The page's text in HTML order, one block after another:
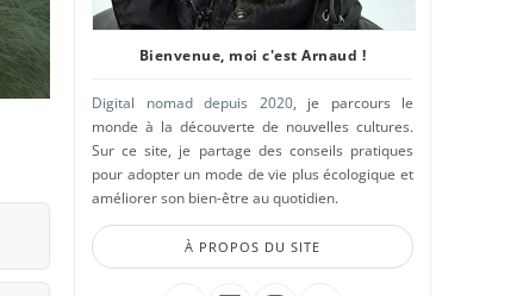
Bienvenue, moi c'est Arnaud !
Digital nomad depuis 2020, je parcours le
monde à la découverte de nouvelles cultures.
Sur ce site, je partage des conseils pratiques
pour adopter un mode de vie plus écologique et
améliorer son bien-être au quotidien.
À PROPOS DU SITE